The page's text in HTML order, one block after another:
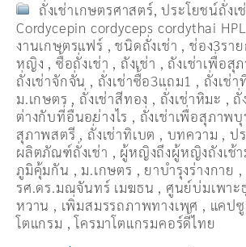
ถั่งเช่าเกษตรศาสตร์,ประโยชน์ถั่งเ
Cordycepin cordyceps cordythai
งานเกษตรแฟร์ ,ชนิดถั่งเช่า ,ช่อง3รา
หญิง , ซื้อถั่งเช่า , ถังเช่า , ถังเช่าเพื่อสุ
ถั่งเช่าจักจั่น , ถั่งเช่าซื้อ3แถม1 , ถั่งเช่า
ม.เกษตร , ถั่งเช่าสีทอง , ถั่งเช่าหิมะ , ถั่
ต่างกับที่อื่นอย่างไร , ถั่งเช่าเพื่อสุภาพ
สุภาพสตรี , ถั่่งเช่าทิเบต , บทความ , ป
ผลิตภัณฑ์ถั่งเช่า , ผู้หญิงถึงผู้หญิงถังเช้า
ภูมิคุ้มกัน ,ม.เกษตร , ยาบำรุงร่างกาย ,
รศ.ดร.มณจันทร์ เมฆธน , ศูนย์บ่มเพาะ
หวาน , เพิ่มสมรรถภาพทางเพศ , แคปซู
โตแกรม ,โครมาโตแกรมคอร์ดี้ไทย